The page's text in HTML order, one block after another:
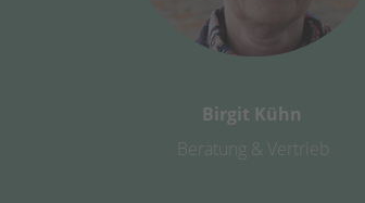
Birgit Kühn
Beratung & Vertrieb